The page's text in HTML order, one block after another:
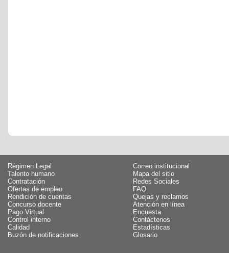
Régimen Legal
Talento humano
Contratación
Ofertas de empleo
Rendición de cuentas
Concurso docente
Pago Virtual
Control interno
Calidad
Buzón de notificaciones
Correo institucional
Mapa del sitio
Redes Sociales
FAQ
Quejas y reclamos
Atención en línea
Encuesta
Contáctenos
Estadísticas
Glosario